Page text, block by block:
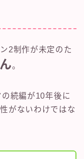
2制作が未定のた
。
続編が10年後に
がないわけではな